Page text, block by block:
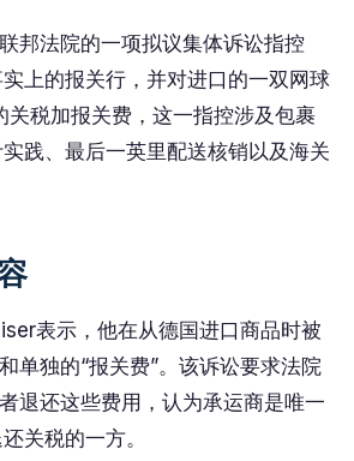
邦法院的一项拟议集体诉讼指控
上的报关行，并对进口的一双网球
税加报关费，这一指控涉及包裹
践、最后一英里配送核销以及海关
表示，他在从德国进口商品时被
单独的“报关费”。该诉讼要求法院
退还这些费用，认为承运商是唯一
关税的一方。